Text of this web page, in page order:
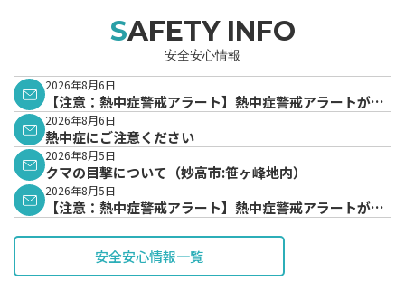
SAFETY INFO
安全安心情報
2026年8月6日
【注意：熱中症警戒アラート】熱中症警戒アラートが発
表されています。
2026年8月6日
熱中症にご注意ください
2026年8月5日
クマの目撃について（妙高市:笹ヶ峰地内）
2026年8月5日
【注意：熱中症警戒アラート】熱中症警戒アラートが発
安全安心情報一覧